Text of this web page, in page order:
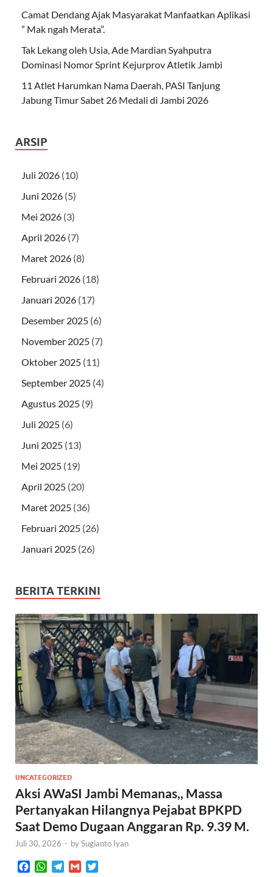
Camat Dendang Ajak Masyarakat Manfaatkan Aplikasi
” Mak ngah Merata”.
Tak Lekang oleh Usia, Ade Mardian Syahputra
Dominasi Nomor Sprint Kejurprov Atletik Jambi
11 Atlet Harumkan Nama Daerah, PASI Tanjung
Jabung Timur Sabet 26 Medali di Jambi 2026
ARSIP
Juli 2026 (10)
Juni 2026 (5)
Mei 2026 (3)
April 2026 (7)
Maret 2026 (8)
Februari 2026 (18)
Januari 2026 (17)
Desember 2025 (6)
November 2025 (7)
Oktober 2025 (11)
September 2025 (4)
Agustus 2025 (9)
Juli 2025 (6)
Juni 2025 (13)
Mei 2025 (19)
April 2025 (20)
Maret 2025 (36)
Februari 2025 (26)
Januari 2025 (26)
BERITA TERKINI
UNCATEGORIZED
Aksi AWaSI Jambi Memanas,, Massa
Pertanyakan Hilangnya Pejabat BPKPD
Saat Demo Dugaan Anggaran Rp. 9.39 M.
Juli 30, 2026 - bySugianto Iyan
W
G